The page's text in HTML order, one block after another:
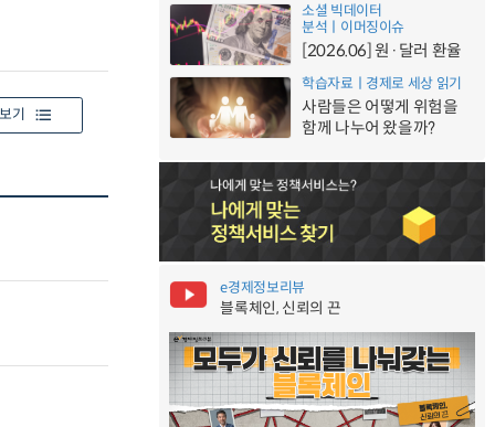
기
소셜 빅데이터
분석ㅣ이머징이슈
[2026.06] 원·달러 환율
학습자료ㅣ경제로 세상 읽기
사람들은 어떻게 위험을
함께 나누어 왔을까?
e경제정보리뷰
블록체인, 신뢰의 끈